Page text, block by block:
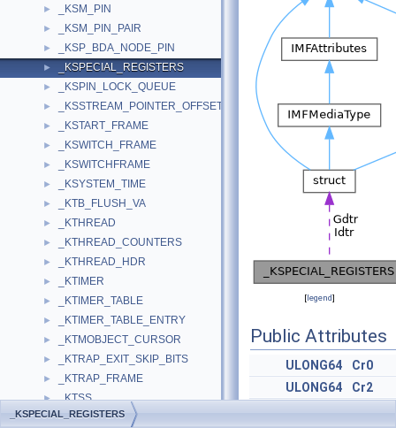
► _KSM_PIN
► _KSM_PIN_PAIR
► _KSP_BDA_NODE_PIN
► _KSPECIAL_REGISTERS
► _KSPIN_LOCK_QUEUE
► _KSSTREAM_POINTER_OFFSET
► _KSTART_FRAME
► _KSWITCH_FRAME
► _KSWITCHFRAME
► _KSYSTEM_TIME
► _KTB_FLUSH_VA
► _KTHREAD
► _KTHREAD_COUNTERS
► _KTHREAD_HDR
► _KTIMER
► _KTIMER_TABLE
► _KTIMER_TABLE_ENTRY
► _KTMOBJECT_CURSOR
► _KTRAP_EXIT_SKIP_BITS
► _KTRAP_FRAME
► _KTSS
► _KTSS64
[legend]
Public Attributes
ULONG64
Cr0
ULONG64
Cr2
_KSPECIAL_REGISTERS